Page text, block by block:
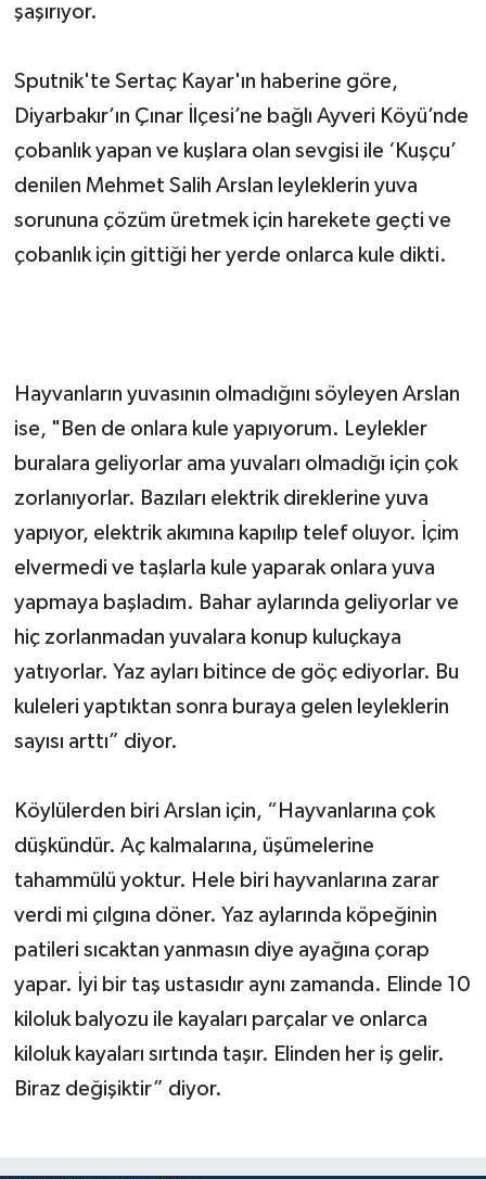
şaşırıyor.
Sputnik'te Sertaç Kayar'ın haberine göre,
Diyarbakır’ın Çınar İlçesi’ne bağlı Ayveri Köyü’nde
çobanlık yapan ve kuşlara olan sevgisi ile ‘Kuşçu’
denilen Mehmet Salih Arslan leyleklerin yuva
sorununa çözüm üretmek için harekete geçti ve
çobanlık için gittiği her yerde onlarca kule dikti.
Hayvanların yuvasının olmadığını söyleyen Arslan
ise, "Ben de onlara kule yapıyorum. Leylekler
buralara geliyorlar ama yuvaları olmadığı için çok
zorlanıyorlar. Bazıları elektrik direklerine yuva
yapıyor, elektrik akımına kapılıp telef oluyor. İçim
elvermedi ve taşlarla kule yaparak onlara yuva
yapmaya başladım. Bahar aylarında geliyorlar ve
hiç zorlanmadan yuvalara konup kuluçkaya
yatıyorlar. Yaz ayları bitince de göç ediyorlar. Bu
kuleleri yaptıktan sonra buraya gelen leyleklerin
sayısı arttı” diyor.
Köylülerden biri Arslan için, “Hayvanlarına çok
düşkündür. Aç kalmalarına, üşümelerine
tahammülü yoktur. Hele biri hayvanlarına zarar
verdi mi çılgına döner. Yaz aylarında köpeğinin
patileri sıcaktan yanmasın diye ayağına çorap
yapar. İyi bir taş ustasıdır aynı zamanda. Elinde 10
kiloluk balyozu ile kayaları parçalar ve onlarca
kiloluk kayaları sırtında taşır. Elinden her iş gelir.
Biraz değişiktir” diyor.